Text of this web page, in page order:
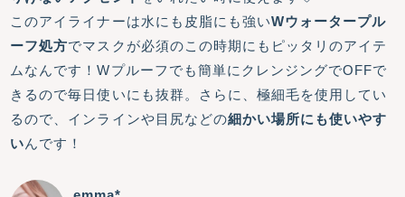
このアイライナーは水にも皮脂にも強いWウォータープル
ーフ処方でマスクが必須のこの時期にもピッタリのアイテ
ムなんです！Wプルーフでも簡単にクレンジングでOFFで
きるので毎日使いにも抜群。さらに、極細毛を使用してい
るので、インラインや目尻などの細かい場所にも使いやす
いんです！